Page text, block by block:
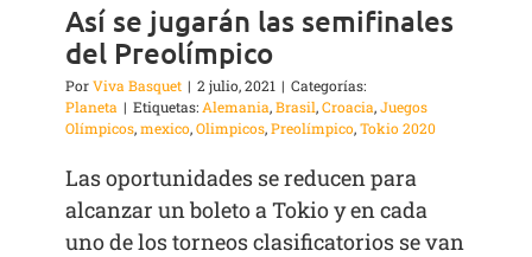
Así se jugarán las semifinales
del Preolímpico
PorViva Basquet | 2 julio, 2021 | Categorías:
Planeta | Etiquetas: Alemania,Brasil,Croacia,Juegos
Olímpicos,mexico,Olimpicos,Preolímpico,Tokio 2020
Las oportunidades se reducen para
alcanzar un boleto a Tokio y en cada
uno de los torneos clasificatorios se van